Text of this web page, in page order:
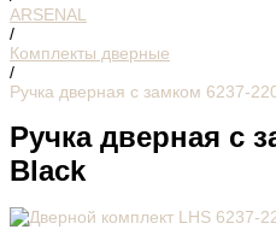
ARSENAL
/
Комплекты дверные
/
Ручка дверная с замком 6237-
Ручка дверная с
Black